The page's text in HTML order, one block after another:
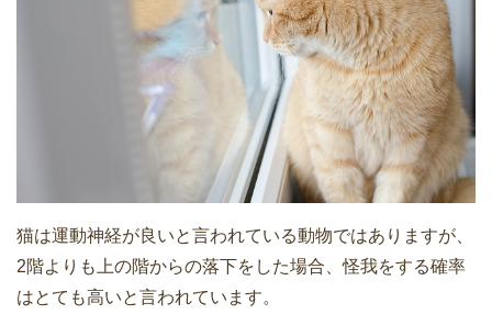
猫は運動神経が良いと言われている動物ではありますが、
2階よりも上の階からの落下をした場合、怪我をする確率
はとても高いと言われています。